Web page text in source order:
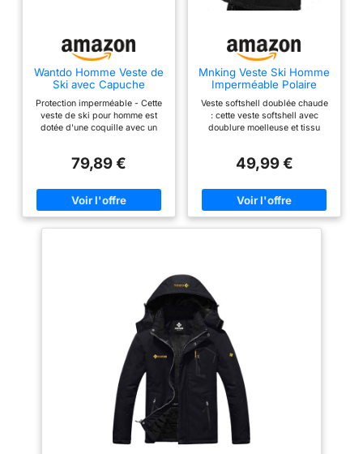
Wantdo Homme Veste de
Ski avec Capuche
Parka Noir L
Protection imperméable - Cette
veste de ski pour homme est
dotée d'une coquille avec un
membrane PU empêche
dans la veste. Avec notre veste
imperméable avancée, vous
n'avez pas à vous soucier du
violent ! Cet imperméable pour
homme est conçu avec un ourlet
et une jupe pare-neige
réglables, ainsi qu'avec des
poignets élastiques, afin de
fermer toutes les ouvertures qui
pourraient laisser passer des
courants d'air. Profitez d'une
défense inégalée contre les
vents forts et les rafales avec
cette veste zippée haute
performance ! Restez au chaud
- Que vous soyez confronté à
des hivers froids, frisquets ou
79,89 €
Mnking Veste Ski Homme
Imperméable Polaire
Veste softshell doublée chaude
: cette veste softshell avec
doublure moelleuse et tissu
gardant au chaud et à l'aise
de ski imperméable pour
homme : revêtement déperlant
durable qui repousse la pluie et
imperméable de mi-saison vous
garde au sec et à l'aise lorsque
vous êtes à l'extérieur et vous
protège de la pluie, de la neige
et du brouillard Polyvalente :
cette veste d'hiver peut
également être utilisée comme
veste de ski et est dotée de
fonctionnalités avancées telles
que des poignets réglables et
une capuche amovible. Elle est
conçue pour résister aux
conditions météorologiques
extrêmes sur les pistes, afin
49,99 €